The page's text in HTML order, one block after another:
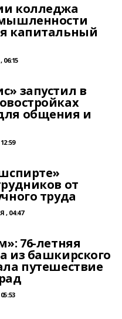
колледжа
капитальный
06:15
запустил в
общения и
от
труда
, 04:47
76-летняя
из башкирского
путешествие